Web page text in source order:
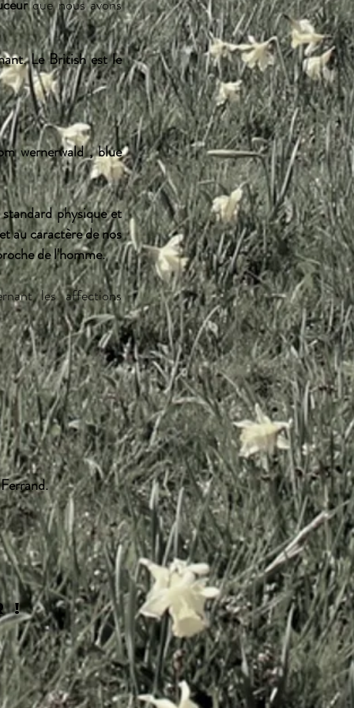
que nous avons
.Le British est le
wernerwald , blue
physique et
au caractère de nos
de l'homme.
les affections
!